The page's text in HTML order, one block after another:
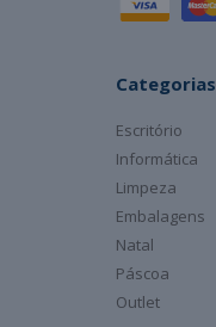
Categorias
Escritório
Informática
Limpeza
Embalagens
Natal
Páscoa
Outlet